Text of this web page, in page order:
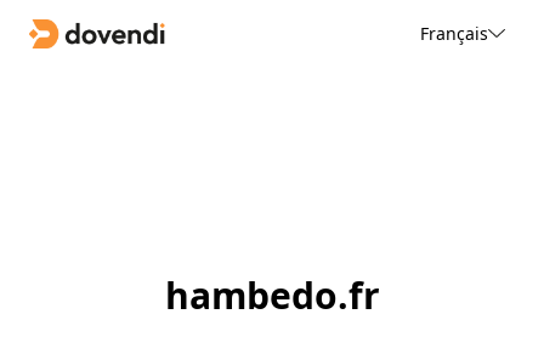
Français
hambedo.fr